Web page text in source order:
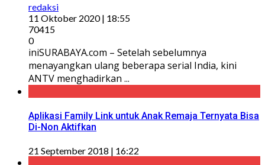
redaksi
11 Oktober 2020 | 18:55
70415
0
iniSURABAYA.com – Setelah sebelumnya
menayangkan ulang beberapa serial India, kini
ANTV menghadirkan ...
Aplikasi Family Link untuk Anak Remaja Ternyata Bisa
Di-Non Aktifkan
21 September 2018 | 16:22